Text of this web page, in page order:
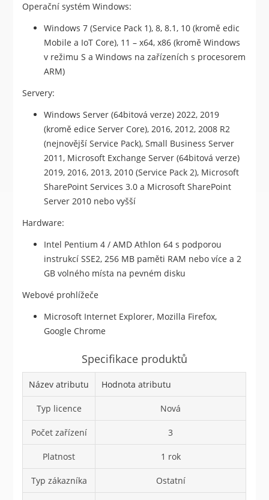
Operační systém Windows:
Windows 7 (Service Pack 1), 8, 8.1, 10 (kromě edic
Mobile a IoT Core), 11 – x64, x86 (kromě Windows
v režimu S a Windows na zařízeních s procesorem
ARM)
Servery:
Windows Server (64bitová verze) 2022, 2019
(kromě edice Server Core), 2016, 2012, 2008 R2
(nejnovější Service Pack), Small Business Server
2011, Microsoft Exchange Server (64bitová verze)
2019, 2016, 2013, 2010 (Service Pack 2), Microsoft
SharePoint Services 3.0 a Microsoft SharePoint
Server 2010 nebo vyšší
Hardware:
Intel Pentium 4 / AMD Athlon 64 s podporou
instrukcí SSE2, 256 MB paměti RAM nebo více a 2
GB volného místa na pevném disku
Webové prohlížeče
Microsoft Internet Explorer, Mozilla Firefox,
Google Chrome
Specifikace produktů
Název atributu Hodnota atributu
Typ licence Nová
Počet zařízení 3
Platnost 1 rok
Typ zákazníka Ostatní